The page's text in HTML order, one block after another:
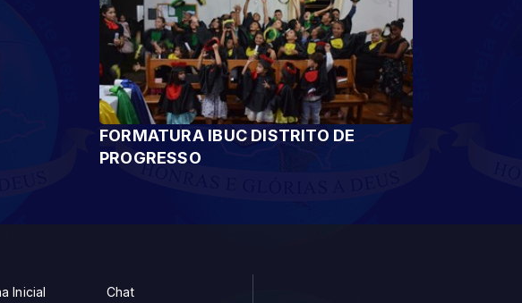
FORMATURA IBUC DISTRITO DE
PROGRESSO
Inicial Chat